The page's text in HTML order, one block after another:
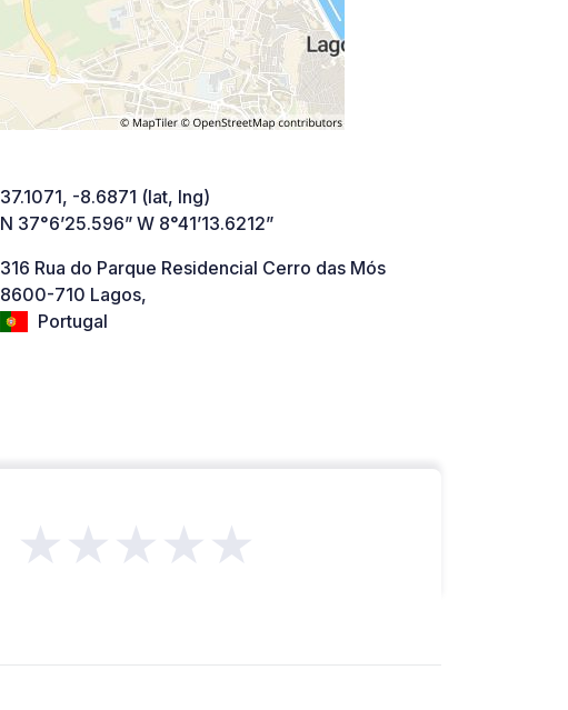
37.1071, -8.6871 (lat, lng)
N 37°6’25.596” W 8°41’13.6212”
316 Rua do Parque Residencial Cerro das Mós
8600-710 Lagos,
Portugal
★★★★★